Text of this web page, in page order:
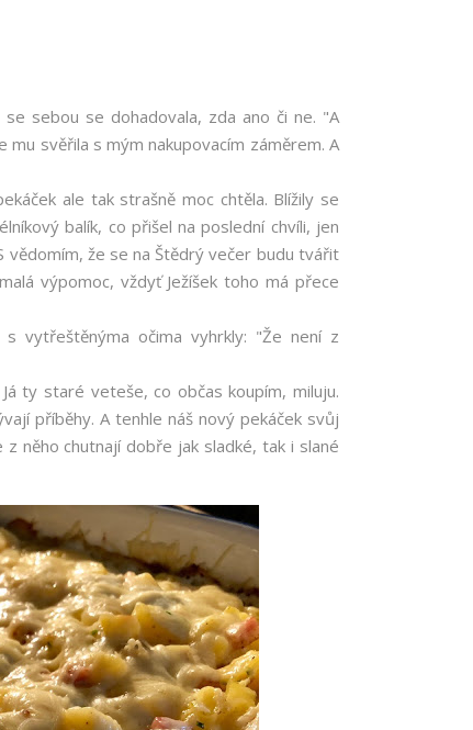
sebou se dohadovala, zda ano či ne. "A
svěřila s mým nakupovacím záměrem. A
ale tak strašně moc chtěla. Blížily se
balík, co přišel na poslední chvíli, jen
vědomím, že se na Štědrý večer budu tvářit
výpomoc, vždyť Ježíšek toho má přece
vytřeštěnýma očima vyhrkly: "Že není z
ty staré veteše, co občas koupím, miluju.
příběhy. A tenhle náš nový pekáček svůj
něho chutnají dobře jak sladké, tak i slané